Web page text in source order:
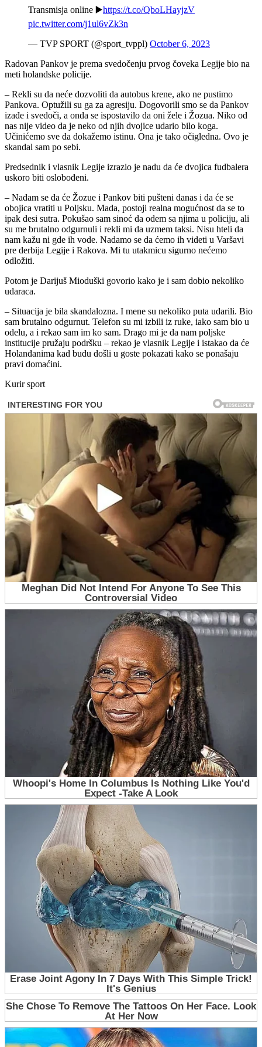
Transmisja online ▶️https://t.co/QboLHayjzV
pic.twitter.com/j1ul6vZk3n
— TVP SPORT (@sport_tvppl) October 6, 2023
Radovan Pankov je prema svedočenju prvog čoveka Legije bio na
meti holandske policije.
– Rekli su da neće dozvoliti da autobus krene, ako ne pustimo
Pankova. Optužili su ga za agresiju. Dogovorili smo se da Pankov
izađe i svedoči, a onda se ispostavilo da oni žele i Žozua. Niko od
nas nije video da je neko od njih dvojice udario bilo koga.
Učinićemo sve da dokažemo istinu. Ona je tako očigledna. Ovo je
skandal sam po sebi.
Predsednik i vlasnik Legije izrazio je nadu da će dvojica fudbalera
uskoro biti oslobođeni.
– Nadam se da će Žozue i Pankov biti pušteni danas i da će se
obojica vratiti u Poljsku. Mada, postoji realna mogućnost da se to
ipak desi sutra. Pokušao sam sinoć da odem sa njima u policiju, ali
su me brutalno odgurnuli i rekli mi da uzmem taksi. Nisu hteli da
nam kažu ni gde ih vode. Nadamo se da ćemo ih videti u Varšavi
pre derbija Legije i Rakova. Mi tu utakmicu sigurno nećemo
odložiti.
Potom je Darijuš Mioduški govorio kako je i sam dobio nekoliko
udaraca.
– Situacija je bila skandalozna. I mene su nekoliko puta udarili. Bio
sam brutalno odgurnut. Telefon su mi izbili iz ruke, iako sam bio u
odelu, a i rekao sam im ko sam. Drago mi je da nam poljske
institucije pružaju podršku – rekao je vlasnik Legije i istakao da će
Holanđanima kad budu došli u goste pokazati kako se ponašaju
pravi domaćini.
Kurir sport